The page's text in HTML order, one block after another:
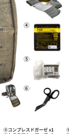
で検索
検索
見積り
オンラインショップ
English 日本語
CLOSE